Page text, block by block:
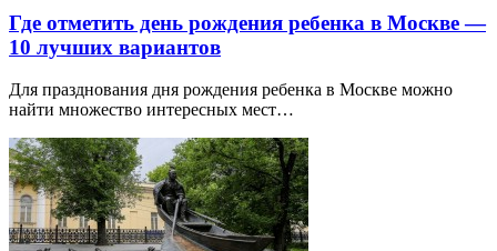
Где отметить день рождения ребенка в Москве —
10 лучших вариантов
Для празднования дня рождения ребенка в Москве можно
найти множество интересных мест…